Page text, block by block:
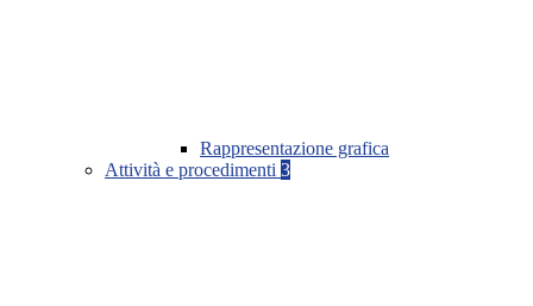
Rappresentazione grafica
Attività e procedimenti 3